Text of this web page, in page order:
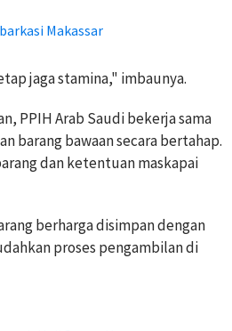
Makassar
jaga stamina," imbaunya.
PPIH Arab Saudi bekerja sama
barang bawaan secara bertahap.
dan ketentuan maskapai
berharga disimpan dengan
proses pengambilan di